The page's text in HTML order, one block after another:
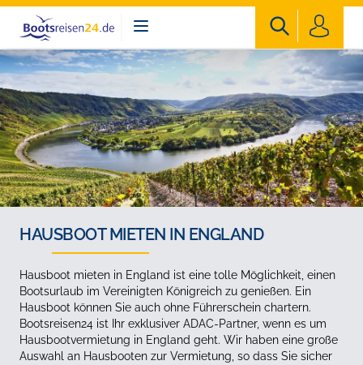
Bootsreisen24
HAUSBOOT MIETEN IN ENGLAND
Hausboot mieten in England ist eine tolle Möglichkeit, einen
Bootsurlaub im Vereinigten Königreich zu genießen. Ein
Hausboot können Sie auch ohne Führerschein chartern.
Bootsreisen24 ist Ihr exklusiver ADAC-Partner, wenn es um
Hausbootvermietung in England geht. Wir haben eine große
Auswahl an Hausbooten zur Vermietung, so dass Sie sicher